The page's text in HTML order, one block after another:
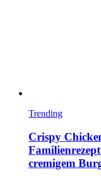
Trending
Crispy
cremigem